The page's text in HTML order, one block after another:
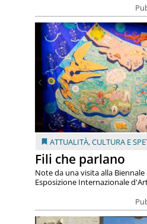
ATTUALITÀ,CULTURA E
Fili che parlano
Note da una visita alla Biennale
Esposizione Internazionale